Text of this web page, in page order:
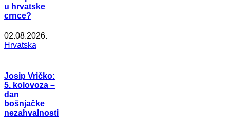
u hrvatske
crnce?
02.08.2026.
Hrvatska
Josip Vričko:
5. kolovoza –
dan
bošnjačke
nezahvalnosti